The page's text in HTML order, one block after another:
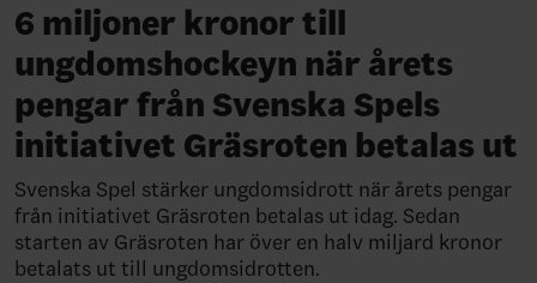
6 miljoner kronor till
ungdomshockeyn när årets
pengar från Svenska Spels
initiativet Gräsroten betalas ut
Svenska Spel stärker ungdomsidrott när årets pengar
från initiativet Gräsroten betalas ut idag. Sedan
starten av Gräsroten har över en halv miljard kronor
betalats ut till ungdomsidrotten.